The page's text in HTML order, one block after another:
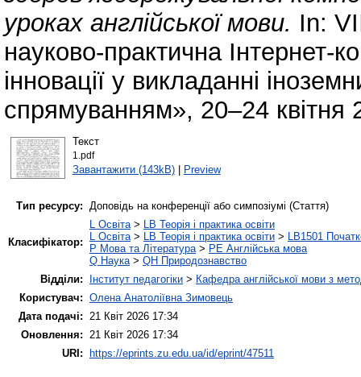
уроках англійської мови. In:
науково-практична Інтернет-
інновації у викладанні
спрямуванням», 20–24
Текст
1.pdf
Завантажити (143kB)| Preview
Тип ресурсу: Доповідь на конференції або симпозіумі (Стаття)
Класифікатор:
L Освіта> LB Теорія і практика освіти
L Освіта> LB Теорія і практика освіти > LB1501
P Мова та Література> PE Англійська мова
Q Наука> QH Природознавство
Відділи:
Інститут педагогіки > Кафедра англійської мови з
Користувач: Олена Анатоліївна Зимовець
Дата подачі: 21 Квіт 2026 17:34
Оновлення: 21 Квіт 2026 17:34
URI:
https://eprints.zu.edu.ua/id/eprint/47511